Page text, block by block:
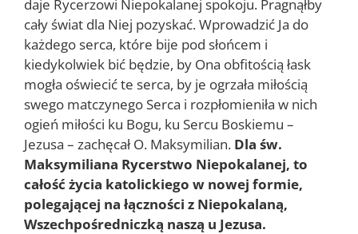
daje Rycerzowi Niepokalanej spokoju. Pragnąłby
cały świat dla Niej pozyskać. Wprowadzić Ja do
każdego serca, które bije pod słońcem i
kiedykolwiek bić będzie, by Ona obfitością łask
mogła oświecić te serca, by je ogrzała miłością
swego matczynego Serca i rozpłomieniła w nich
ogień miłości ku Bogu, ku Sercu Boskiemu –
Jezusa – zachęcał O. Maksymilian. Dla św.
Maksymiliana Rycerstwo Niepokalanej, to
całość życia katolickiego w nowej formie,
polegającej na łączności z Niepokalaną,
Wszechpośredniczką naszą u Jezusa.